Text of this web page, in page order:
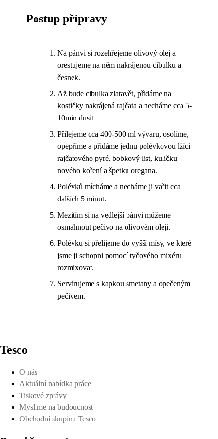
Postup přípravy
Na pánvi si rozehřejeme olivový olej a
orestujeme na něm nakrájenou cibulku a
česnek.
Až bude cibulka zlatavět, přidáme na
kostičky nakrájená rajčata a necháme cca 5-
10min dusit.
Přilejeme cca 400-500 ml vývaru, osolíme,
opepříme a přidáme jednu polévkovou lžíci
rajčatového pyré, bobkový list, kuličku
nového koření a špetku oregana.
Polévků mícháme a necháme ji vařit cca
dalších 5 minut.
Mezitím si na vedlejší pánvi můžeme
osmahnout pečivo na olivovém oleji.
Polévku si přelijeme do vyšší mísy, ve které
jsme ji schopni pomocí tyčového mixéru
rozmixovat.
Servírujeme s kapkou smetany a opečeným
pečivem.
Tesco
O nás
Aktuální nabídka práce
Tiskové zprávy
Myslíme na budoucnost
Obchodní skupina Tesco